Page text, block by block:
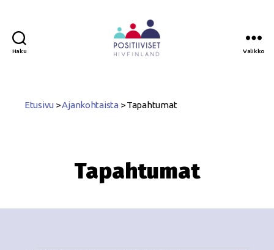
Haku Valikko
Etusivu >Ajankohtaista >Tapahtumat
Tapahtumat